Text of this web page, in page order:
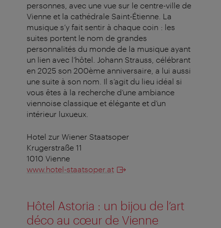
personnes, avec une vue sur le centre-ville de
Vienne et la cathédrale Saint-Étienne. La
musique s’y fait sentir à chaque coin : les
suites portent le nom de grandes
personnalités du monde de la musique ayant
un lien avec l’hôtel. Johann Strauss, célébrant
en 2025 son 200ème anniversaire, a lui aussi
une suite à son nom. Il s’agit du lieu idéal si
vous êtes à la recherche d’une ambiance
viennoise classique et élégante et d’un
intérieur luxueux.
Hotel zur Wiener Staatsoper
Krugerstraße 11
1010 Vienne
www.hotel-staatsoper.at
Hôtel Astoria : un bijou de l’art
déco au cœur de Vienne